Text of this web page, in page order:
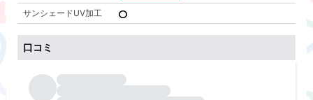
サンシェードUV加工
口コミ